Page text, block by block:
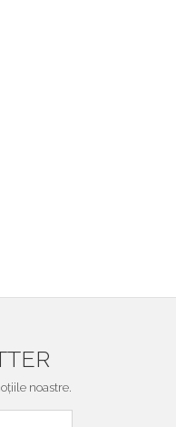
culoare bleumarin
noastre.